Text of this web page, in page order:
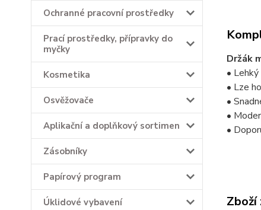
Ochranné pracovní prostředky
Prací prostředky, přípravky do
myčky
Kosmetika
Osvěžovače
Aplikační a doplňkový sortimen
Zásobníky
Papírový program
Úklidové vybavení
Držák
•
• Lze
•
•
•
Zboží